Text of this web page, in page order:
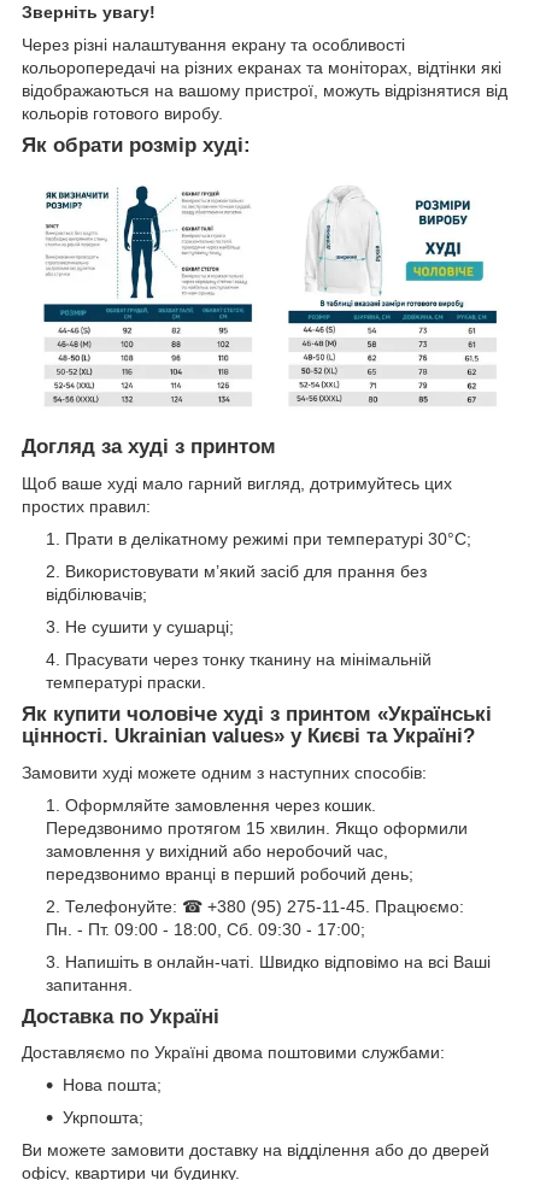
Зверніть увагу!
Через різні налаштування екрану та особливості
кольоропередачі на різних екранах та моніторах, відтінки які
відображаються на вашому пристрої, можуть відрізнятися від
кольорів готового виробу.
Як обрати розмір худі:
Догляд за худі з принтом
Щоб ваше худі мало гарний вигляд, дотримуйтесь цих
простих правил:
Прати в делікатному режимі при температурі 30°C;
Використовувати м’який засіб для прання без
відбілювачів;
Не сушити у сушарці;
Прасувати через тонку тканину на мінімальній
температурі праски.
Як купити чоловіче худі з принтом «Українські
цінності. Ukrainian values» у Києві та Україні?
Замовити худі можете одним з наступних способів:
Оформляйте замовлення через кошик.
Передзвонимо протягом 15 хвилин. Якщо оформили
замовлення у вихідний або неробочий час,
передзвонимо вранці в перший робочий день;
Телефонуйте: ☎ +380 (95) 275-11-45. Працюємо:
Пн. - Пт. 09:00 - 18:00, Сб. 09:30 - 17:00;
Напишіть в онлайн-чаті. Швидко відповімо на всі Ваші
запитання.
Доставка по Україні
Доставляємо по Україні двома поштовими службами:
Нова пошта;
Укрпошта;
Ви можете замовити доставку на відділення або до дверей
офісу, квартири чи будинку.